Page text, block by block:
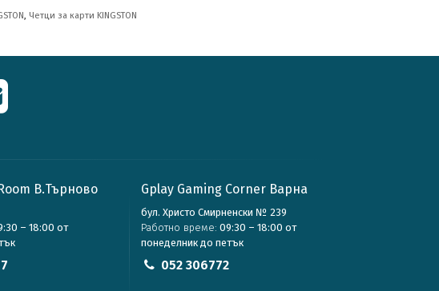
, Четци за карти KINGSTON
В.Търново
– 18:00 от
Gplay Gaming Corner Варна
бул. Христо Смирненски № 239
Работно време: 09:30 – 18:00 от
понеделник до петък
052 306772